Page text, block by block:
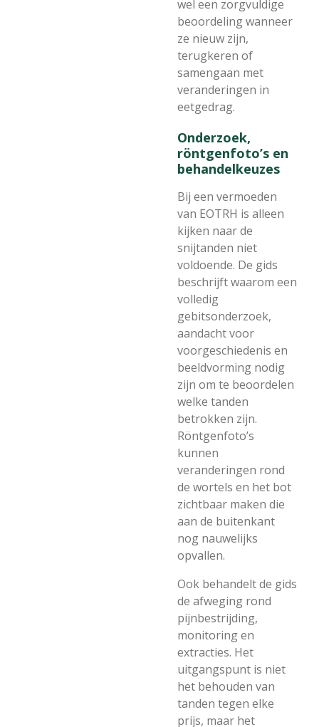
wel een zorgvuldige
beoordeling wanneer
ze nieuw zijn,
terugkeren of
samengaan met
veranderingen in
eetgedrag.
Onderzoek,
röntgenfoto’s en
behandelkeuzes
Bij een vermoeden
van EOTRH is alleen
kijken naar de
snijtanden niet
voldoende. De gids
beschrijft waarom een
volledig
gebitsonderzoek,
aandacht voor
voorgeschiedenis en
beeldvorming nodig
zijn om te beoordelen
welke tanden
betrokken zijn.
Röntgenfoto’s
kunnen
veranderingen rond
de wortels en het bot
zichtbaar maken die
aan de buitenkant
nog nauwelijks
opvallen.
Ook behandelt de gids
de afweging rond
pijnbestrijding,
monitoring en
extracties. Het
uitgangspunt is niet
het behouden van
tanden tegen elke
prijs, maar het